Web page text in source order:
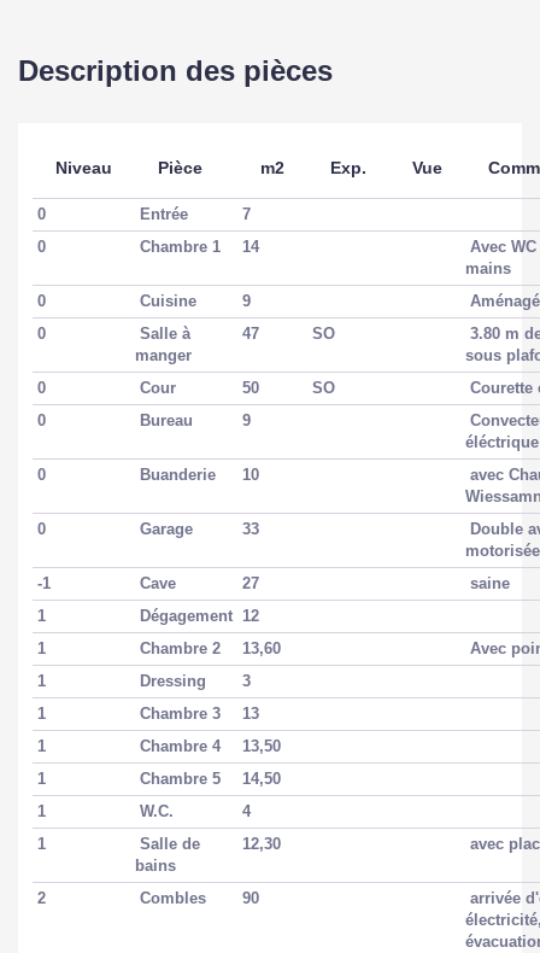
Description des pièces
Niveau Pièce m2 Exp. Vue
0 Entrée
7
0
Chambre 1 14
Avec
mains
0
Cuisine 9
0
Salle à
manger
47 SO
3.80 m
sous
0
Cour 50 SO
Courette
0
Bureau 9
0
Buanderie 10
avec
0
Garage 33
Double
-1
Cave 27
saine
1
Dégagement 12
1
Chambre 2 13,60
Avec
1
Dressing
3
1
Chambre 3
13
1
Chambre 4
13,50
1
Chambre 5
14,50
1
W.C.
4
1
Salle de
bains
12,30 avec
2 Combles 90
arrivée